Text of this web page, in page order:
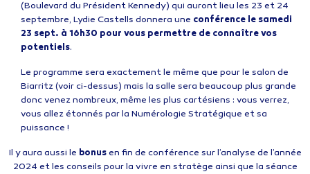
(Boulevard du Président Kennedy) qui auront lieu les 23 et 24
septembre, Lydie Castells donnera une conférence le samedi
23 sept. à 16h30 pour vous permettre de connaître vos
potentiels.
Le programme sera exactement le même que pour le salon de
Biarritz (voir ci-dessus) mais la salle sera beaucoup plus grande
donc venez nombreux, même les plus cartésiens : vous verrez,
vous allez étonnés par la Numérologie Stratégique et sa
puissance !
Il y aura aussi le bonusen fin de conférence sur l’analyse de l’année
2024 et les conseils pour la vivre en stratège ainsi que la séance